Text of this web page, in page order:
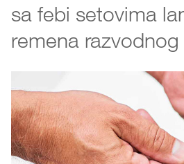
sa febi setovima
remena